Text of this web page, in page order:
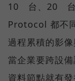
10 台、20 台
Protocol 都不
過程累積的影
當企業要跨設
資料節點就有發